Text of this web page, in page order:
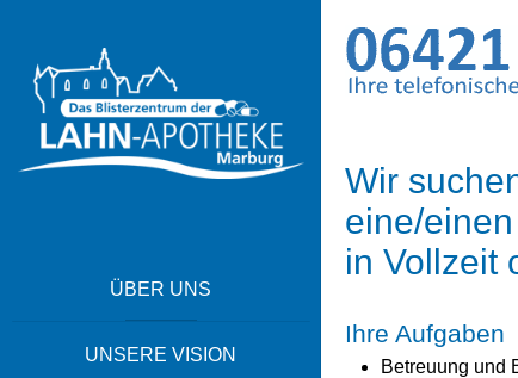
ÜBER UNS
UNSERE VISION
Wir
eine/
in Vollzeit
Ihre Aufgaben
Betreuung und